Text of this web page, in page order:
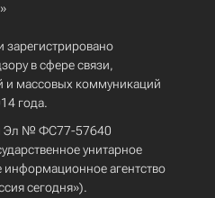
зарегистрировано
в сфере связи,
и массовых коммуникаций
года.
Эл № ФС77-57640
унитарное
агентство
сегодня»).